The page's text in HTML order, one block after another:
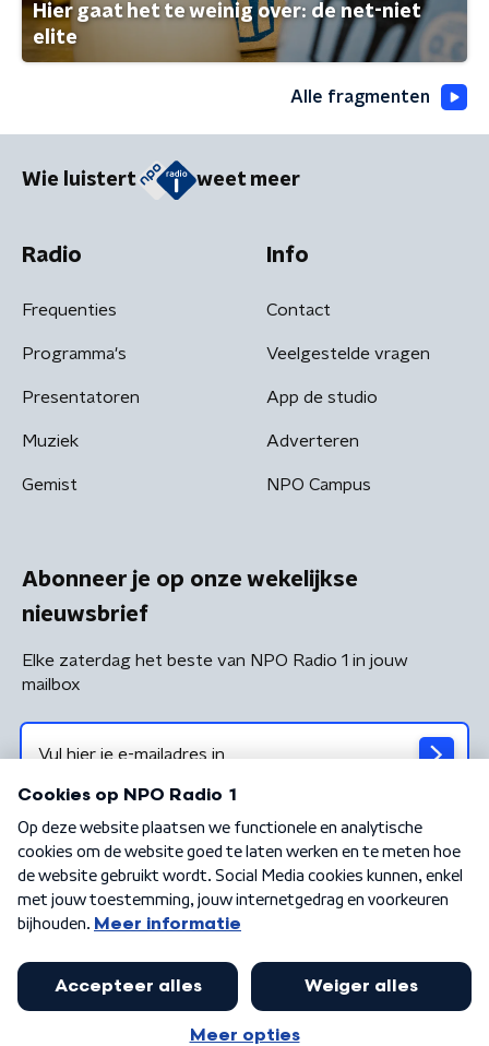
Hier gaat het te weinig over: de net-niet
elite
Alle fragmenten
Wie luistert weet meer
Radio
Frequenties
Programma's
Presentatoren
Muziek
Gemist
Info
Contact
Veelgestelde vragen
App de studio
Adverteren
NPO Campus
Abonneer je op onze wekelijkse
nieuwsbrief
Elke zaterdag het beste van NPO Radio 1 in jouw
mailbox
Algemene voorwaarden Privacybeleid